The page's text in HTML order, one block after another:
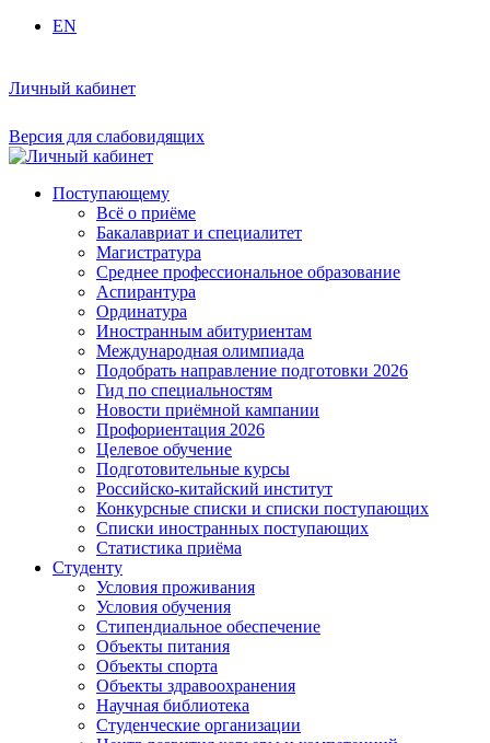
EN
Личный кабинет
Версия для слабовидящих
Поступающему
Всё о приёме
Бакалавриат и специалитет
Магистратура
Среднее профессиональное образование
Аспирантура
Ординатура
Иностранным абитуриентам
Международная олимпиада
Подобрать направление подготовки 2026
Гид по специальностям
Новости приёмной кампании
Профориентация 2026
Целевое обучение
Подготовительные курсы
Российско-китайский институт
Конкурсные списки и списки поступающих
Списки иностранных поступающих
Статистика приёма
Студенту
Условия проживания
Условия обучения
Стипендиальное обеспечение
Объекты питания
Объекты спорта
Объекты здравоохранения
Научная библиотека
Студенческие организации